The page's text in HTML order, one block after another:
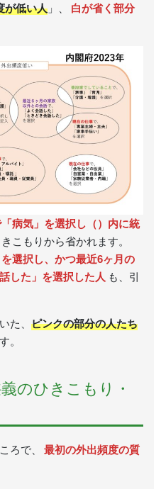
が低い人 」、
白が省く部分
病気」を選択し（）内に統
こもりから省かれます。
選択し、かつ最近6ヶ月の
した」を選択した人 も、引
た、 ピンクの部分の人たち
。
のひきこもり・
ろで、
最初の外出頻度の質